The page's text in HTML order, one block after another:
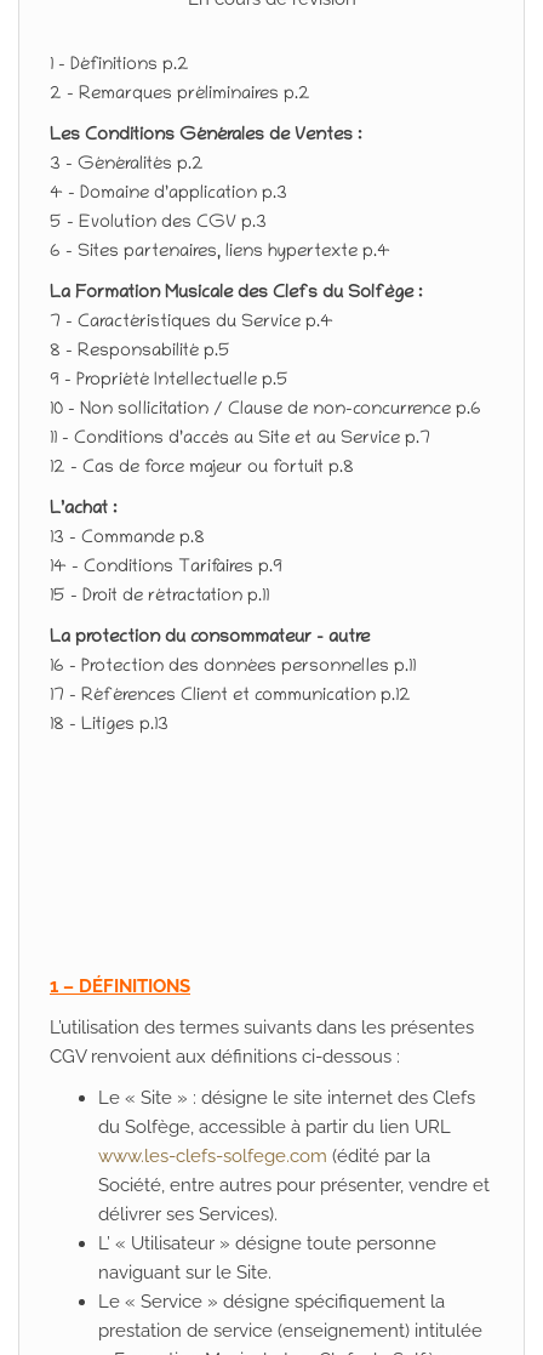
1 – Définitions p.2
2 – Remarques préliminaires p.2
Les Conditions Générales de Ventes :
3 – Généralités p.2
4 – Domaine d’application p.3
5 – Evolution des CGV p.3
6 – Sites partenaires, liens hypertexte p.4
La Formation Musicale des Clefs du Solfège :
7 – Caractéristiques du Service p.4
8 – Responsabilité p.5
9 – Propriété Intellectuelle p.5
10 – Non sollicitation / Clause de non-concurrence p.6
11 – Conditions d’accès au Site et au Service p.7
12 – Cas de force majeur ou fortuit p.8
L’achat :
13 – Commande p.8
14 – Conditions Tarifaires p.9
15 – Droit de rétractation p.11
La protection du consommateur – autre
16 – Protection des données personnelles p.11
17 – Références Client et communication p.12
18 – Litiges p.13
1 – DÉFINITIONS
L’utilisation des termes suivants dans les présentes
CGV renvoient aux définitions ci-dessous :
Le « Site » : désigne le site internet des Clefs
du Solfège, accessible à partir du lien URL
www.les-clefs-solfege.com (édité par la
Société, entre autres pour présenter, vendre et
délivrer ses Services).
L’ « Utilisateur » désigne toute personne
naviguant sur le Site.
Le « Service » désigne spécifiquement la
prestation de service (enseignement) intitulée